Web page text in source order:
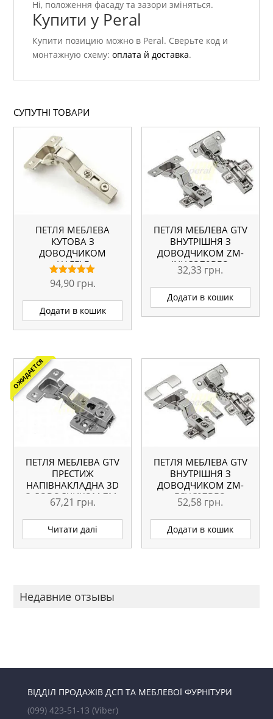
Ні, положення фасаду та зазори зміняться.
Купити у Peral
Купити позицию можно в Peral. Сверьте код и
монтажную схему:оплата й доставка.
СУПУТНІ ТОВАРИ
ПЕТЛЯ МЕБЛЕВА
КУТОВА З
ДОВОДЧИКОМ
HAFELE
Оцінено в
з 5
94,90 грн.
Додати в кошик
ПЕТЛЯ МЕБЛЕВА GTV
ВНУТРІШНЯ З
ДОВОДЧИКОМ ZM-
INHCO70BEO
32,33 грн.
Додати в кошик
ОЖИДАЕТСЯ
ПЕТЛЯ МЕБЛЕВА GTV
ПРЕСТИЖ
НАПІВНАКЛАДНА 3D
З ДОВОДЧИКОМ ZM-
CNHC08BR2
67,21 грн.
Читати далі
ПЕТЛЯ МЕБЛЕВА GTV
ВНУТРІШНЯ З
ДОВОДЧИКОМ ZM-
ECHC07BEO
52,58 грн.
Додати в кошик
Недавние отзывы
ВІДДІЛ ПРОДАЖІВ ДСП ТА МЕБЛЕВОЇ ФУРНІТУРИ
(099) 423-51-13 (Viber)